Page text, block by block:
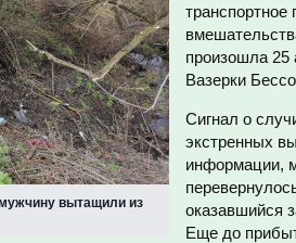
вытащили из
транспортное
произошла 25
Вазерки
Сигнал о
экстренных
информации,
оказавшийся
Еще до